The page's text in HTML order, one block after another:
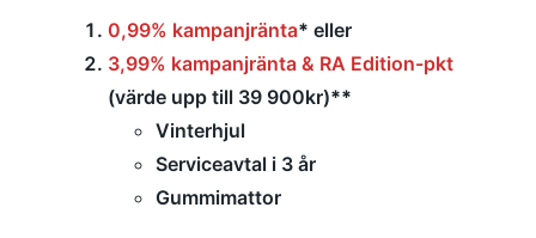
0,99% kampanjränta* eller
3,99% kampanjränta & RA Edition-pkt
(värde upp till 39 900kr)**
Vinterhjul
Serviceavtal i 3 år
Gummimattor